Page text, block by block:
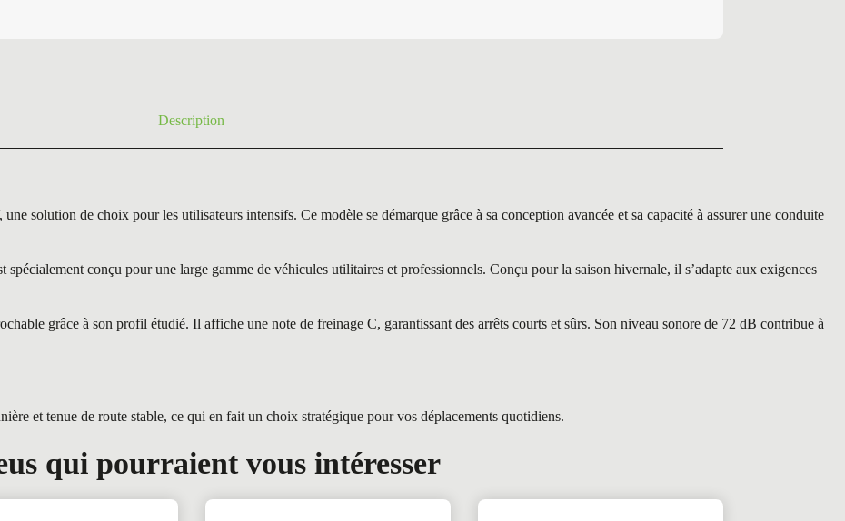
Description
solution de choix pour les utilisateurs intensifs. Ce modèle se démarque grâce à sa conception avancée et sa capacité à assurer une conduite
conçu pour une large gamme de véhicules utilitaires et professionnels. Conçu pour la saison hivernale, il s’adapte aux exigences
grâce à son profil étudié. Il affiche une note de freinage C, garantissant des arrêts courts et sûrs. Son niveau sonore de 72 dB contribue à
et tenue de route stable, ce qui en fait un choix stratégique pour vos déplacements quotidiens.
qui pourraient vous intéresser